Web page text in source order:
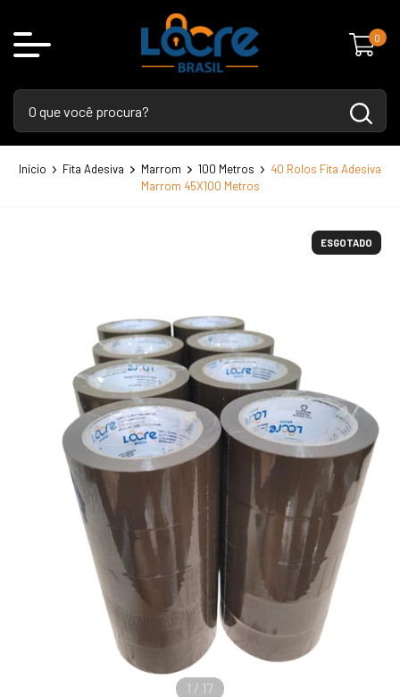
0
Início Fita Adesiva Marrom 100 Metros
40 Rolos Fita Adesiva
Marrom 45X100 Metros
ESGOTADO
1 / 17